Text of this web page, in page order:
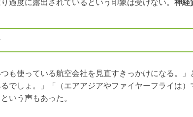
過度に露出されているという印象は受けない。 神経
つも使っている航空会社を見直すきっかけになる。
でしょ。」「（エアアジアやファイヤーフライは
いう声もあった。